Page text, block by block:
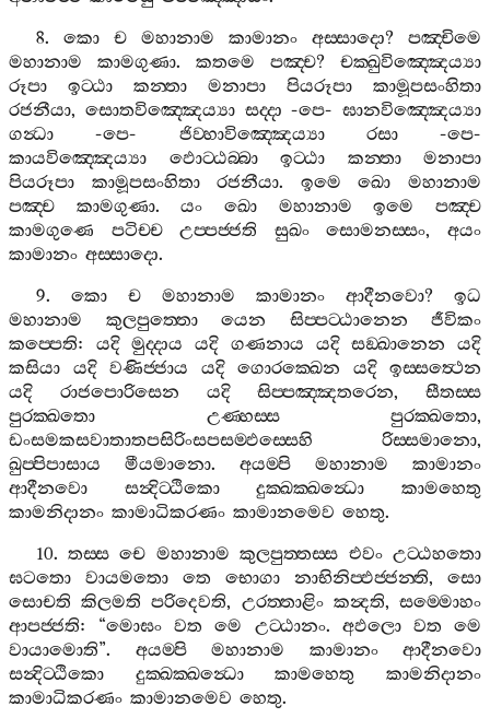
8. කො ච මහානාම කාමානං අස‍්සාදො? පඤ‍්චිමෙ
මහානාම
කාමගුණා. කතමෙ පඤ‍්ච? චක‍්ඛුවිඤ‍්ඤෙය්‍යා
රූපා
ඉට‍්ඨා කන‍්තා මනාපා පියරූපා
කාමූපසංහිතා
රජනීයා, සොතවිඤ‍්ඤෙය්‍යා සද‍්දා -පෙ- ඝානවිඤ‍්ඤෙය්‍යා
ගන්‍ධා -පෙ- ජිව‍්හාවිඤ‍්ඤෙය්‍යා රසා-පෙ-
කායවිඤ‍්ඤෙය්‍යා
ඵොට‍්ඨබ‍්බා ඉට‍්ඨා කන‍්තා
මනාපා
පියරූපා
කාමූපසංහිතා රජනීයා. ඉමෙ ඛො
මහානාම
පඤ‍්ච
කාමගුණා.යං ඛො මහානාම ඉමෙ
පඤ‍්ච
කාමගුණෙ
පටිච‍්ච උප‍්පජ‍්ජති සුඛං සොමනස‍්සං,අයං
කාමානං අස‍්සාදො.
9. කො ච මහානාම කාමානං ආදීනවො? ඉධ
මහානාම
කුලපුත‍්තො යෙන සිප‍්පට‍්ඨානෙන
ජීවිකං
කප‍්පෙති: යදි මුද‍්දාය යදි ගණනාය යදි සඞ‍්ඛානෙන
යදි
කසියා
යදි වණිජ‍්ජාය යදි ගොරක‍්ඛෙන යදි
ඉස‍්සත්‍ථෙන
යදි
රාජපොරිසෙන යදි සිප‍්පඤ‍්ඤතරෙන, සීතස‍්ස
පුරක‍්ඛතො
උණ‍්හස‍්ස පුරක‍්ඛතො,
ඩංසමකසවාතාතපසිරිංසපසම‍්ඵස‍්සෙහි
රිස‍්සමානො,
ඛුප‍්පිපාසාය
මීයමානො. අයම‍්පි මහානාම
කාමානං
ආදීනවො
සන්‍දිට‍්ඨිකො දුක‍්ඛක‍්ඛන්‍ධො
කාමහෙතු
කාමනිදානං කාමාධිකරණං කාමානමෙව හෙතු.
10.තස‍්ස චෙ මහානාම කුලපුත‍්තස‍්ස එවං උට‍්ඨහතො
ඝටතො
වායමතො තෙ භොගා නාභිනිප‍්ඵජ‍්ජන‍්ති, සො
සොචති කිලමති පරිදෙවති, උරත‍්තාළිං කන්‍දති,සම‍්මොහං
ආපජ‍්ජති: “මොඝං වත මෙ උට‍්ඨානං. අඵලො වත
මෙ
වායාමොති”. අයම‍්පි මහානාම කාමානං
ආදීනවො
සන්‍දිට‍්ඨිකො
දුක‍්ඛක‍්ඛන්‍ධො කාමහෙතු
කාමනිදානං
කාමාධිකරණං කාමානමෙව හෙතු.